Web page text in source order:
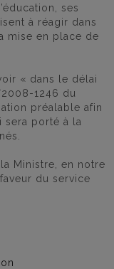
ses
à réagir dans
mise en place de
« dans le délai
1246 du
préalable afin
sera porté à la
Ministre, en notre
du service